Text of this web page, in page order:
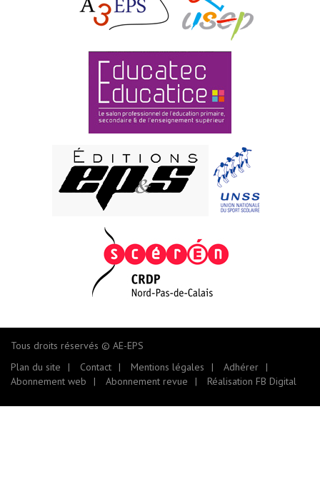
Tous droits réservés © AE-EPS
Plan du site
Contact Mentions légales
Adhérer
Abonnement web
Abonnement revue Réalisation FB Digital